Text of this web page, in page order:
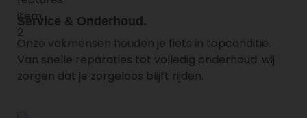
Service & Onderhoud
Onze vakmensen houden je fiets in topconditie.
Van snelle reparaties tot volledig onderhoud: wij
zorgen dat je zorgeloos blijft rijden.